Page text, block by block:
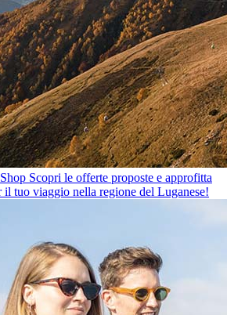
Scopri le offerte proposte e approfitta
il tuo viaggio nella regione del Luganese!